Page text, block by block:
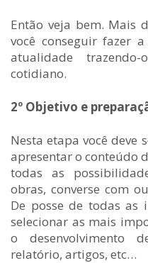
Então veja bem. Mais
você conseguir fazer
atualidade
cotidiano.
2º Objetivo e
Nesta etapa você deve
apresentar o conteúdo
todas as
obras, converse com
De posse de todas as
selecionar as mais
o desenvolvimento
relatório, artigos, etc…